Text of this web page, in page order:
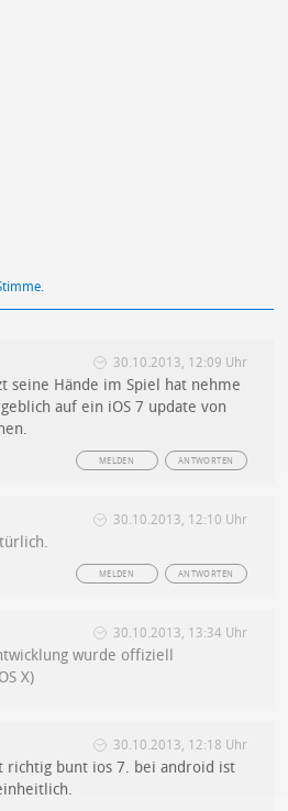
30.10.2013, 12:09 Uhr
seine Hände im Spiel hat nehme
auf ein iOS 7 update von
ANTWORTEN
MELDEN
30.10.2013, 12:10 Uhr
ANTWORTEN
MELDEN
30.10.2013, 13:34 Uhr
wurde offiziell
X)
30.10.2013, 12:18 Uhr
richtig bunt ios 7. bei android ist